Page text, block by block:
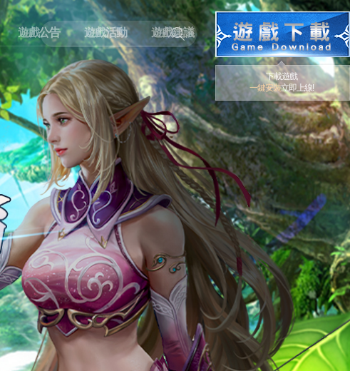
遊戲公告 遊戲活動 遊戲建議
下載遊戲
一鍵安裝立即上線!